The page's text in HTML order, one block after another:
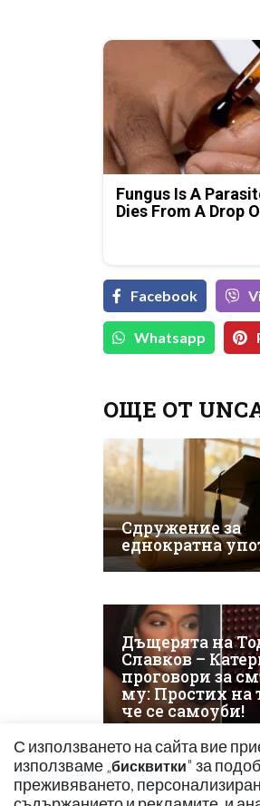
Fungus Is A
Dies From A Drop
Facebook
Whatsapp
ОЩЕ ОТ
Сдружение за
еднократна
Дъщерята на
Славков –
проговори за
му: Простих на
че се самоуби!
С използването на сайта вие
използваме „бисквитки" за
преживяването,